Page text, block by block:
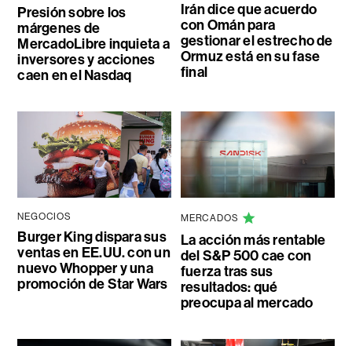
Presión sobre los
márgenes de
MercadoLibre inquieta a
inversores y acciones
caen en el Nasdaq
Irán dice que acuerdo
con Omán para
gestionar el estrecho de
Ormuz está en su fase
final
NEGOCIOS
Burger King dispara sus
ventas en EE.UU. con un
nuevo Whopper y una
promoción de Star Wars
MERCADOS
La acción más rentable
del S&P 500 cae con
fuerza tras sus
resultados: qué
preocupa al mercado